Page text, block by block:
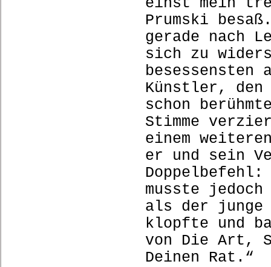
Prumski
gerade nach
sich zu
besessensten
Künstler, den
schon
Stimme
einem
er und sein
Doppelbefehl:
musste
als der junge
klopfte und
von Die Art,
Deinen Rat.“